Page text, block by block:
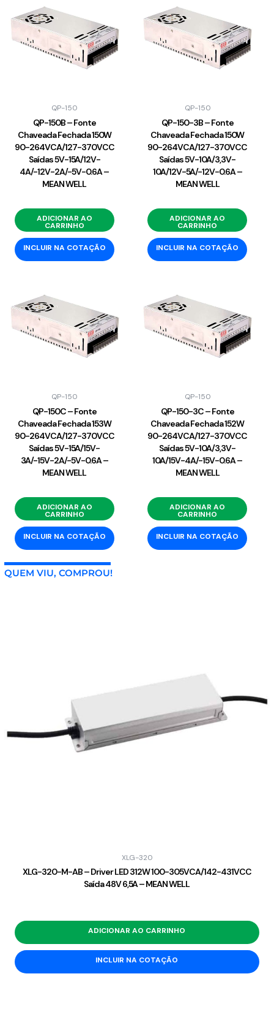
QP-150
QP-150B – Fonte
Chaveada Fechada 150W
90-264VCA/127-370VCC
Saídas 5V-15A/12V-
4A/-12V-2A/-5V-0.6A –
MEAN WELL
ADICIONAR AO
CARRINHO
INCLUIR NA COTAÇÃO
QP-150
QP-150-3B – Fonte
Chaveada Fechada 150W
90-264VCA/127-370VCC
Saídas 5V-10A/3,3V-
10A/12V-5A/-12V-0.6A –
MEAN WELL
ADICIONAR AO
CARRINHO
INCLUIR NA COTAÇÃO
QP-150
QP-150C – Fonte
Chaveada Fechada 153W
90-264VCA/127-370VCC
Saídas 5V-15A/15V-
3A/-15V-2A/-5V-0.6A –
MEAN WELL
ADICIONAR AO
CARRINHO
INCLUIR NA COTAÇÃO
QP-150
QP-150-3C – Fonte
Chaveada Fechada 152W
90-264VCA/127-370VCC
Saídas 5V-10A/3,3V-
10A/15V-4A/-15V-0.6A –
MEAN WELL
ADICIONAR AO
CARRINHO
INCLUIR NA COTAÇÃO
QUEM VIU, COMPROU!
XLG-320
XLG-320-M-AB – Driver LED 312W 100-305VCA/142-431VCC
Saída 48V 6,5A – MEAN WELL
ADICIONAR AO CARRINHO
INCLUIR NA COTAÇÃO